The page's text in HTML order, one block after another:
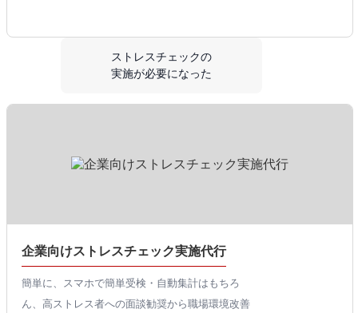
ストレスチェックの
実施が必要になった
企業向けストレスチェック実施代行
簡単に、スマホで簡単受検・自動集計はもちろ
ん、高ストレス者への面談勧奨から職場環境改善